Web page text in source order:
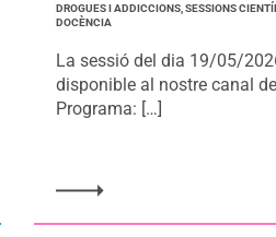
DROGUES I ADDICCIONS, SESSIONS
DOCÈNCIA
La sessió del dia 19/05/
disponible al nostre canal
Programa: […]